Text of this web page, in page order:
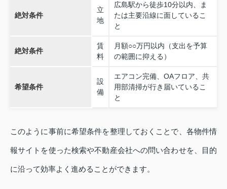
絶対条件
立
地
広島駅から徒歩10分以内、ま
たは主要沿線に面しているこ
と
絶対条件
賃
料
月額○○万円以内（支出を予算
の範囲に抑える）
希望条件
設
備
エアコン完備、OAフロア、共
用部清掃が行き届いているこ
と
このように事前に希望条件を整理しておくことで、各物件情
報サイトを使った検索や不動産会社への問い合わせを、目的
に沿って効率よく進めることができます。